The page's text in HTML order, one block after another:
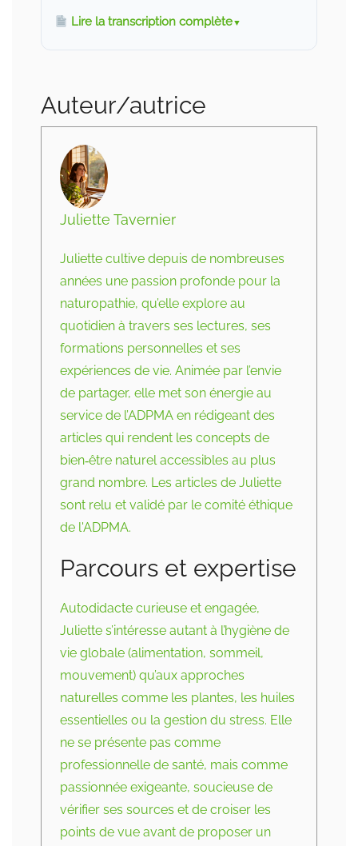
Lire la transcription complète
Auteur/autrice
Juliette Tavernier
Juliette cultive depuis de nombreuses
années une passion profonde pour la
naturopathie, qu’elle explore au
quotidien à travers ses lectures, ses
formations personnelles et ses
expériences de vie. Animée par l’envie
de partager, elle met son énergie au
service de l’ADPMA en rédigeant des
articles qui rendent les concepts de
bien‑être naturel accessibles au plus
grand nombre. Les articles de Juliette
sont relu et validé par le comité éthique
de l'ADPMA.
Parcours et expertise
Autodidacte curieuse et engagée,
Juliette s’intéresse autant à l’hygiène de
vie globale (alimentation, sommeil,
mouvement) qu’aux approches
naturelles comme les plantes, les huiles
essentielles ou la gestion du stress. Elle
ne se présente pas comme
professionnelle de santé, mais comme
passionnée exigeante, soucieuse de
vérifier ses sources et de croiser les
points de vue avant de proposer un